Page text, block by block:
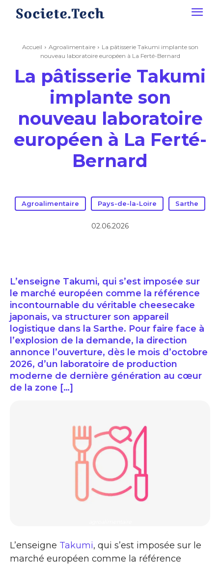
Accueil Agroalimentaire
La pâtisserie Takumi implante son
nouveau laboratoire européen à La Ferté-Bernard
La pâtisserie Takumi
implante son
nouveau laboratoire
européen à La Ferté-
Bernard
Agroalimentaire Pays-de-la-Loire Sarthe
02.06.2026
L’enseigne Takumi, qui s’est imposée sur
le marché européen comme la référence
incontournable du véritable cheesecake
japonais, va structurer son appareil
logistique dans la Sarthe. Pour faire face à
l’explosion de la demande, la direction
annonce l’ouverture, dès le mois d’octobre
2026, d’un laboratoire de production
moderne de dernière génération au cœur
de la zone […]
L’enseigne Takumi, qui s’est imposée sur le
marché européen comme la référence